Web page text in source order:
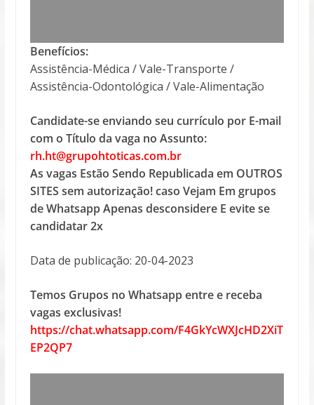
Benefícios:
Assistência-Médica / Vale-Transporte /
Assistência-Odontológica / Vale-Alimentação
Candidate-se enviando seu currículo por E-mail
com o Título da vaga no Assunto:
rh.ht@grupohtoticas.com.br
As vagas Estão Sendo Republicada em OUTROS
SITES sem autorização! caso Vejam Em grupos
de Whatsapp Apenas desconsidere E evite se
candidatar 2x
Data de publicação: 20-04-2023
Temos Grupos no Whatsapp entre e receba
vagas exclusivas!
https://chat.whatsapp.com/F4GkYcWXJcHD2XiT
EP2QP7